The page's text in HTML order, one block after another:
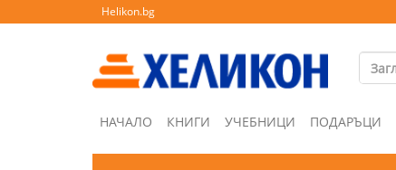
Helikon.bg
НАЧАЛО КНИГИ УЧЕБНИЦИ ПОДАРЪЦИ